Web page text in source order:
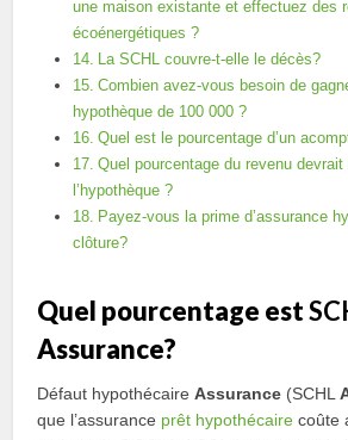
une maison existante et effectuez des
écoénergétiques ?
La SCHL couvre-t-elle le décès?
Combien avez-vous besoin de
hypothèque de 100 000 ?
Quel est le pourcentage d’un
Quel pourcentage du revenu
l’hypothèque ?
Payez-vous la prime d’assurance
clôture?
Quel pourcentage est
Assurance?
Défaut hypothécaireAssurance (SCHL
que l’assurance prêt hypothécaire coûte